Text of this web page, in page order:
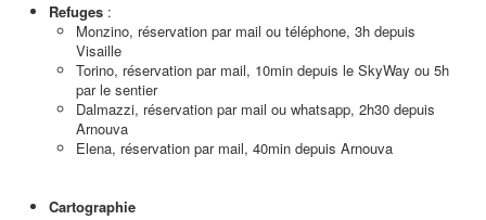
Refuges :
Monzino, réservation par mail ou téléphone, 3h depuis
Visaille
Torino, réservation par mail, 10min depuis le SkyWay ou 5h
par le sentier
Dalmazzi, réservation par mail ou whatsapp, 2h30 depuis
Arnouva
Elena, réservation par mail, 40min depuis Arnouva
Cartographie